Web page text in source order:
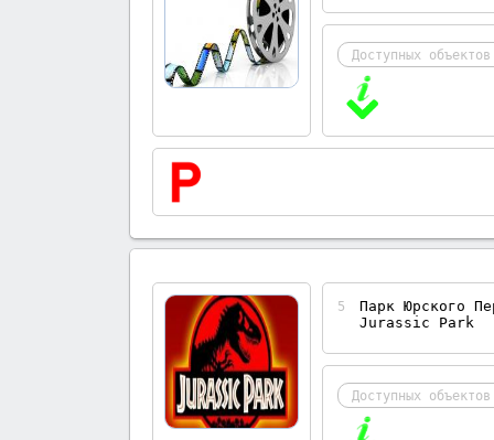
Доступных объектов
5
Парк Юрского
Jurassic Park
Доступных объектов